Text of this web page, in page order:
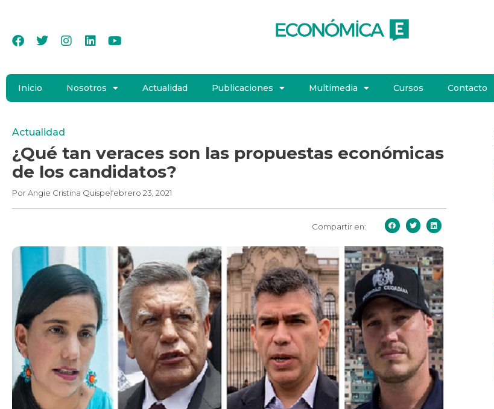
Inicio Nosotros Actualidad Publicaciones Multimedia Cursos Contacto
Actualidad
¿Qué tan veraces son las propuestas económicas
de los candidatos?
PorAngie Cristina Quispefebrero 23, 2021
Compartir en: